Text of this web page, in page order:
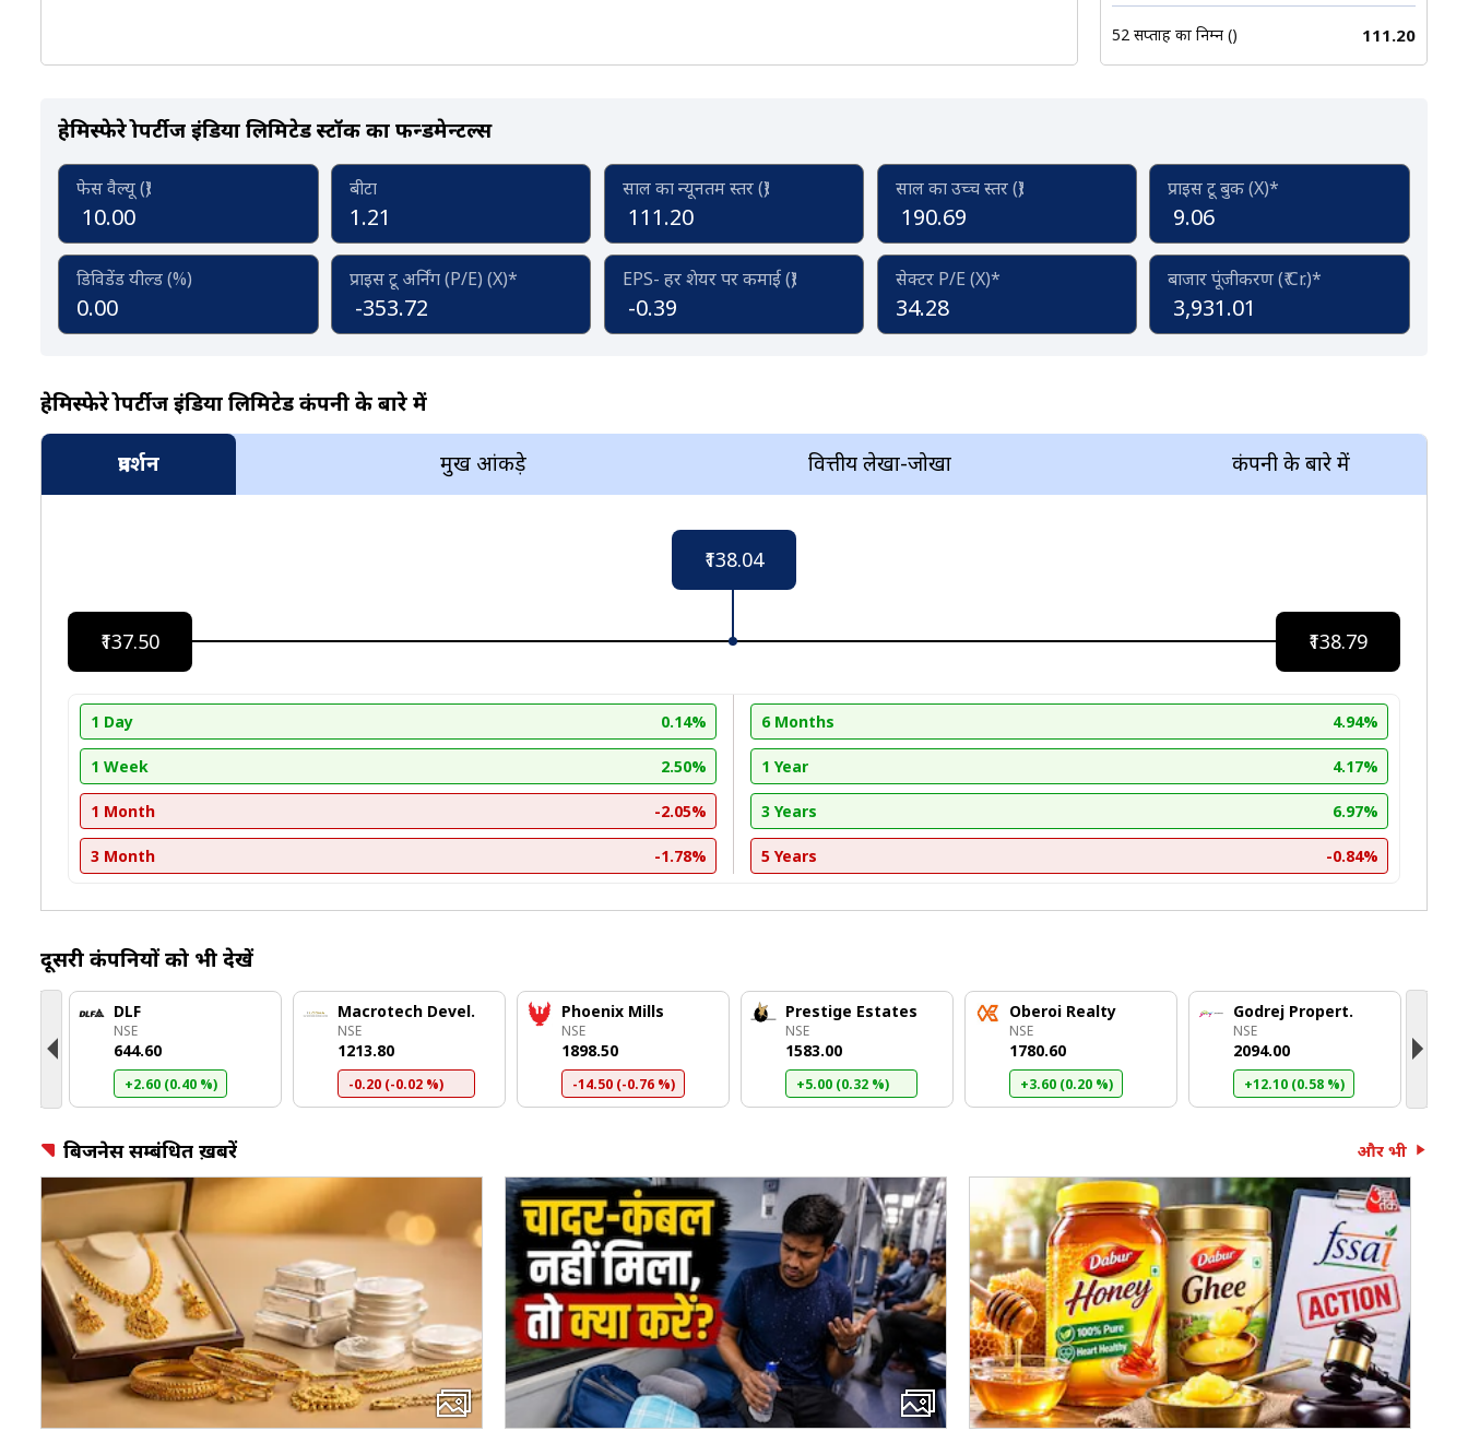
52 सप्ताह का निम्न (₹) 111.20
हेमिस्फेरे प्रोपर्टीज इंडिया लिमिटेड स्टॉक का फन्डमेन्टल्स
फेस वैल्यू (₹)
10.00
बीटा
1.21
साल का न्यूनतम स्तर (₹)
111.20
साल का उच्च स्तर (₹)
190.69
प्राइस टू बुक (X)*
9.06
डिविडेंड यील्ड (%)
0.00
प्राइस टू अर्निंग (P/E) (X)*
-353.72
EPS- हर शेयर पर कमाई (₹)
-0.39
सेक्टर P/E (X)*
34.28
बाजार पूंजीकरण (₹ Cr.)*
3,931.01
हेमिस्फेरे प्रोपर्टीज इंडिया लिमिटेड कंपनी के बारे में
प्रदर्शन प्रमुख आंकड़े वित्तीय लेखा-जोखा कंपनी के बारे में
₹138.04
₹137.50 ₹138.79
1 Day 0.14%
1 Week 2.50%
1 Month -2.05%
3 Month -1.78%
6 Months 4.94%
1 Year 4.17%
3 Years 6.97%
5 Years -0.84%
दूसरी कंपनियों को भी देखें
DLF
NSE
₹644.60
+2.60 (0.40 %)
Macrotech Devel.
NSE
₹1213.80
-0.20 (-0.02 %)
Phoenix Mills
NSE
₹1898.50
-14.50 (-0.76 %)
Prestige Estates
NSE
₹1583.00
+5.00 (0.32 %)
Oberoi Realty
NSE
₹1780.60
+3.60 (0.20 %)
Godrej Propert.
NSE
₹2094.00
+12.10 (0.58 %)
बिजनेस सम्बंधित ख़बरें और भी